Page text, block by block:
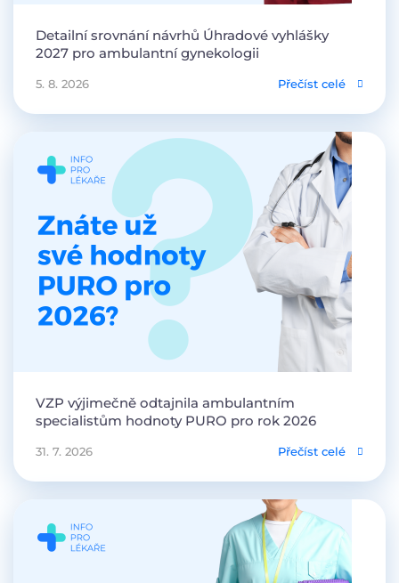
Detailní srovnání návrhů Úhradové vyhlášky
2027 pro ambulantní gynekologii
5. 8. 2026 Přečíst celé
VZP výjimečně odtajnila ambulantním
specialistům hodnoty PURO pro rok 2026
31. 7. 2026 Přečíst celé